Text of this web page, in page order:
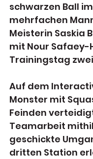
schwarzen Ball
mehrfachen
Meisterin Saskia
mit Nour Safaey-
Trainingstag
Auf dem
Monster mit
Feinden
Teamarbeit
geschickte
dritten Station